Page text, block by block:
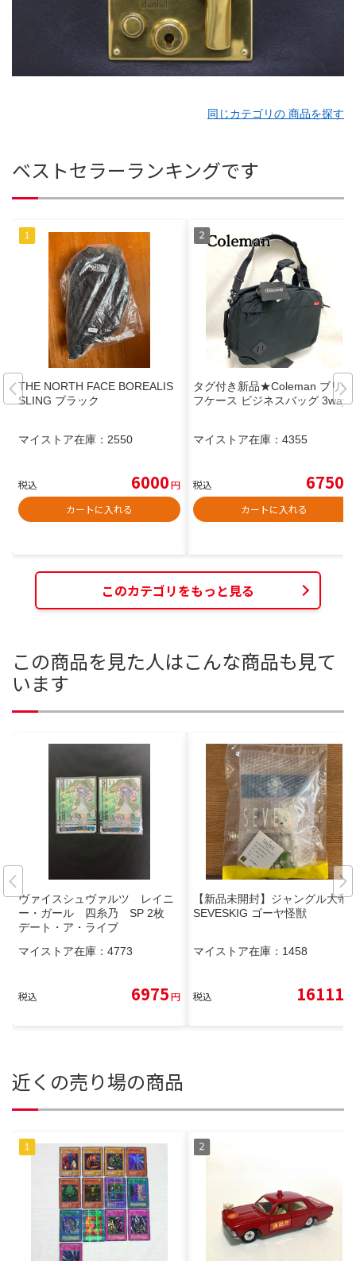
同じカテゴリの 商品を探す
ベストセラーランキングです
THE NORTH FACE BOREALIS
SLING ブラック
マイストア在庫： 2550
税込 6000円
カートに入れる
タグ付き新品★Coleman ブリー
フケース ビジネスバッグ 3way
マイストア在庫： 4355
税込 6750
カートに入れる
このカテゴリをもっと見る
この商品を見た人はこんな商品も見て
います
ヴァイスシュヴァルツ レイニ
ー・ガール 四糸乃 SP 2枚
デート・ア・ライブ
マイストア在庫： 4773
税込 6975円
【新品未開封】ジャングル大帝
SEVESKIG ゴーヤ怪獣
マイストア在庫： 1458
税込 16111
近くの売り場の商品